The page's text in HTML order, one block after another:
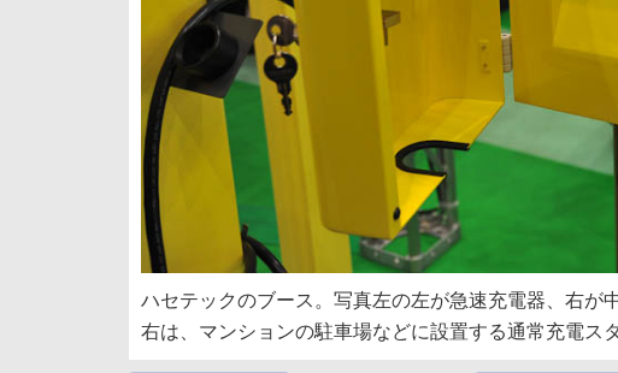
ハセテックのブース。写真左の左が急速充電器、右が
右は、マンションの駐車場などに設置する通常充電ス